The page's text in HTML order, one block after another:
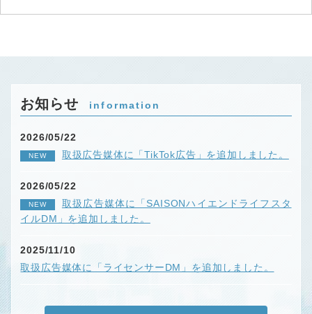
お知らせ information
2026/05/22
NEW 取扱広告媒体に「TikTok広告」を追加しました。
2026/05/22
NEW
取扱広告媒体に「SAISONハイエンドライフスタ
イルDM」を追加しました。
2025/11/10
取扱広告媒体に「ライセンサーDM」を追加しました。